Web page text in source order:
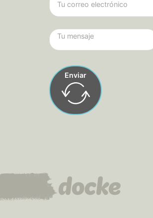
Enviar